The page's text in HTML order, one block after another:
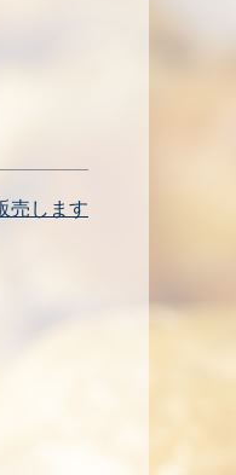
売します